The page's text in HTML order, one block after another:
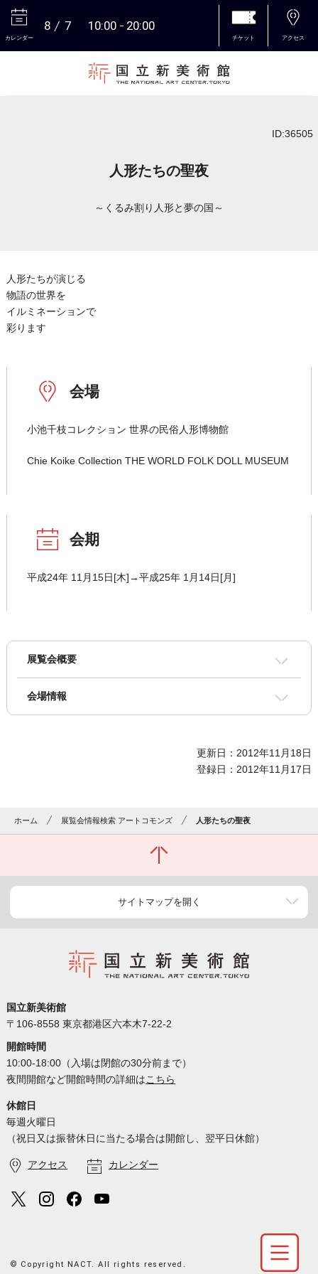
カレンダー
8 7 10:00 20:00
チケット アクセス
ID:36505
人形たちの聖夜
～くるみ割り人形と夢の国～
人形たちが演じる
物語の世界を
イルミネーションで
彩ります
会場
小池千枝コレクション 世界の民俗人形博物館
Chie Koike Collection THE WORLD FOLK DOLL MUSEUM
会期
平成24年 11月15日[木]→平成25年 1月14日[月]
展覧会概要
会場情報
更新日：2012年11月18日
登録日：2012年11月17日
ホーム 展覧会情報検索 アートコモンズ 人形たちの聖夜
サイトマップを開く
国立新美術館
〒106-8558 東京都港区六本木7-22-2
開館時間
10:00-18:00（入場は閉館の30分前まで）
夜間開館など開館時間の詳細はこちら
休館日
毎週火曜日
（祝日又は振替休日に当たる場合は開館し、翌平日休館）
アクセス カレンダー
© Copyright NACT. All rights reserved.